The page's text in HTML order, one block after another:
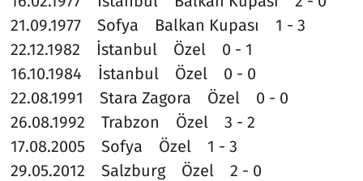
21.09.1977 Sofya Balkan Kupası 1 - 3
22.12.1982 İstanbul Özel 0 - 1
16.10.1984 İstanbul Özel 0 - 0
22.08.1991 Stara Zagora Özel 0 - 0
26.08.1992 Trabzon Özel 3 - 2
17.08.2005 Sofya Özel 1 - 3
29.05.2012 Salzburg Özel 2 - 0